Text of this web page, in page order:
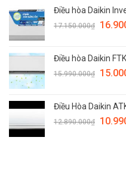
Điều hòa Daikin
17.150.000₫
Điều hòa Daikin
15.990.000₫
Điều Hòa Daikin
12.890.000₫